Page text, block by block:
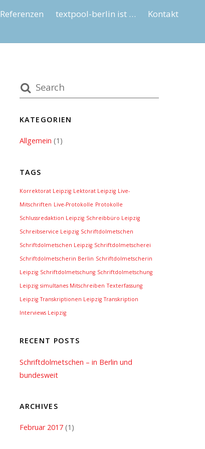
Referenzen textpool-berlin ist … Kontakt
KATEGORIEN
Allgemein (1)
TAGS
Korrektorat Leipzig Lektorat Leipzig Live-
Mitschriften Live-Protokolle Protokolle
Schlussredaktion Leipzig Schreibbüro Leipzig
Schreibservice Leipzig Schriftdolmetschen
Schriftdolmetschen Leipzig Schriftdolmetscherei
Schriftdolmetscherin Berlin Schriftdolmetscherin
Leipzig Schriftdolmetschung Schriftdolmetschung
Leipzig simultanes Mitschreiben Texterfassung
Leipzig Transkriptionen Leipzig Transkription
Interviews Leipzig
RECENT POSTS
Schriftdolmetschen – in Berlin und
bundesweit
ARCHIVES
Februar 2017(1)